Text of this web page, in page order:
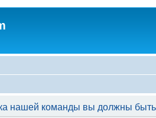
нашей команды вы должны